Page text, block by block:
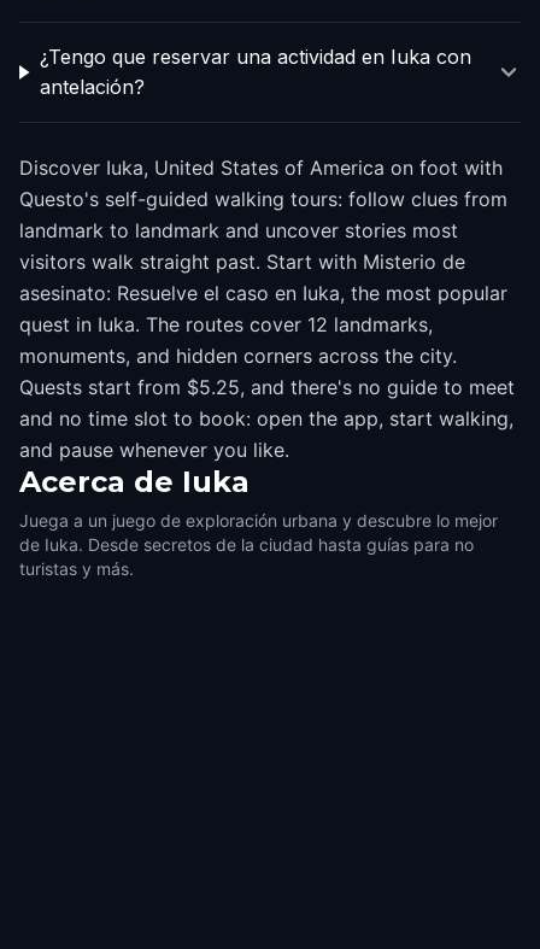
¿Tengo que reservar una actividad en Iuka con
antelación?
Discover Iuka, United States of America on foot with
Questo's self-guided walking tours: follow clues from
landmark to landmark and uncover stories most
visitors walk straight past. Start with Misterio de
asesinato: Resuelve el caso en Iuka, the most popular
quest in Iuka. The routes cover 12 landmarks,
monuments, and hidden corners across the city.
Quests start from $5.25, and there's no guide to meet
and no time slot to book: open the app, start walking,
and pause whenever you like.
Acerca de Iuka
Juega a un juego de exploración urbana y descubre lo mejor
de Iuka. Desde secretos de la ciudad hasta guías para no
turistas y más.